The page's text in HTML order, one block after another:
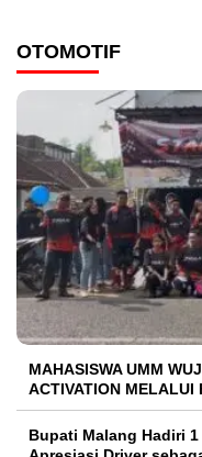
OTOMOTIF
MAHASISWA UMM
ACTIVATION MELALUI
Bupati Malang Hadiri